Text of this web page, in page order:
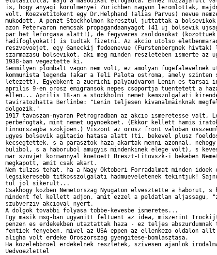
is, hogy anyagi korulmenyei Zurichben nagyon leromlottak,
volt. Koezvetitokent egy Dr.Helphand (alias Parvus) nevue
mukodott. A penzt Stockholmon keresztul juttattak a
azon Petervaron nemcsak propagandaanyagot (41 uj bolsevik
par het leforgasa alatt!), de fegyveres zsoldosokat (kozottuek
hadifoglyokat!) is tudtak fizetni. Az akcio utolso
reszvevoejet, egy Ganeckij fedoenevue (Furstenbergnek hivtak)
szarmazasu bolsevikot, aki meg minden reszleteben ismerte az
1938-ban vegeztette ki.
Semmilyen plombalt vagon nem volt, ez amolyan
kommunista legenda (akar a Teli Palota ostroma, amely szinten
letezett). Egyebkent a zuerichi palyaudvaron Lenin es tarsai
aprilis 9-en orosz emigransok nepes csoportja tuentetett a
ellen... Aprilis 18-an a stockholmi nemet kemszolgalati
taviratozhatta Berlinbe: "Lenin teljesen kivanalmainknak
dolgozik."
1917 tavaszan-nyaran Petrogradban az akcio ismeretesse valt,
perbefogtak, mint nemet ugynoekoet. (Ekkor kellett hamis
Finnorszagba szokjoen.) Viszont az orosz front valoban
ugyes bolsevik agitacio hatasa alatt (ti. bekevel plusz
kecsegtettek, s a parasztok haza akartak menni azonnal,
bulibol, s a haborubol amugyis mindenkinek elege volt), s
mar szovjet kormannyal koetoett Breszt-Litovszk-i bekeben
megkapott, amit csak akart.
Nem tulzas tehat, ha a Nagy Oktoberi Forradalmat minden idoek
legsikeresebb titkosszolgalati hadmueveletenek tekintjuk!
tul jol sikerult...
Csakhogy kozben Nemetorszag Nyugaton elvesztette a haborut, s
mindent fel kellett adjon, amit ezzel a peldatlan aljassagu,
szubverziv akcioval nyert.
A dolgok tovabbi folyasa tobbe-kevesbe ismeretes...
Egy masik msg-ban ugyanitt feltuent az idea, miszerint
penzen es erdekekben utaztattak haza - ez teljes abszurdumnak
fentiek fenyeben, mivel az USA eppen az ellenkezo oldalon
aligha volt erdeke Oroszorszag gyengitese-bomlasztasa.
Ha kozelebbroel erdekelnek reszletek, szivesen ajanlok
Uedvoezlettel